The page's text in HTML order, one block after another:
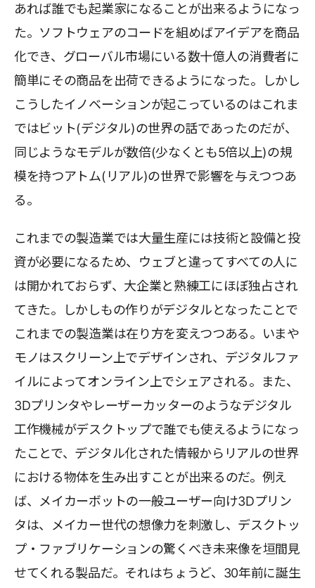
あれば誰でも起業家になることが出来るようになっ
た。ソフトウェアのコードを組めばアイデアを商品
化でき、グローバル市場にいる数十億人の消費者に
簡単にその商品を出荷できるようになった。しかし
こうしたイノベーションが起こっているのはこれま
ではビット(デジタル)の世界の話であったのだが、
同じようなモデルが数倍(少なくとも5倍以上)の規
模を持つアトム(リアル)の世界で影響を与えつつあ
る。
これまでの製造業では大量生産には技術と設備と投
資が必要になるため、ウェブと違ってすべての人に
は開かれておらず、大企業と熟練工にほぼ独占され
てきた。しかしもの作りがデジタルとなったことで
これまでの製造業は在り方を変えつつある。いまや
モノはスクリーン上でデザインされ、デジタルファ
イルによってオンライン上でシェアされる。また、
3Dプリンタやレーザーカッターのようなデジタル
工作機械がデスクトップで誰でも使えるようになっ
たことで、デジタル化された情報からリアルの世界
における物体を生み出すことが出来るのだ。例え
ば、メイカーボットの一般ユーザー向け3Dプリン
タは、メイカー世代の想像力を刺激し、デスクトッ
プ・ファブリケーションの驚くべき未来像を垣間見
せてくれる製品だ。それはちょうど、30年前に誕生